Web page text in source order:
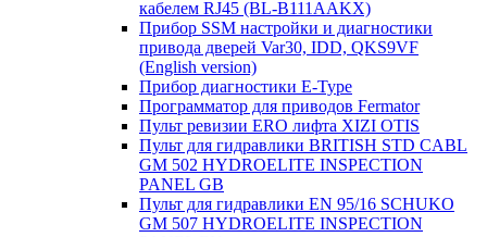
кабелем RJ45 (BL-B111AAKX)
Прибор SSM настройки и диагностики
привода дверей Var30, IDD, QKS9VF
(English version)
Прибор диагностики E-Type
Программатор для приводов Fermator
Пульт ревизии ERO лифта XIZI OTIS
Пульт для гидравлики BRITISH STD CABL
GM 502 HYDROELITE INSPECTION
PANEL GB
Пульт для гидравлики EN 95/16 SCHUKO
GM 507 HYDROELITE INSPECTION